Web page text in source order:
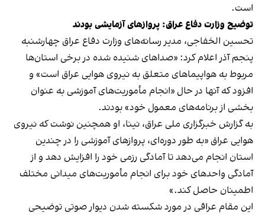
است.
توضیح وزارت دفاع عراق:‌ پروازهای آزمایشی بودند
تحسین الخفاجی، مدیر رسانه‌های وزارت دفاع عراق چهارشنبه
پنجم آذر اعلام کرد: «صداهای شنیده شده در برخی استان‌ها
مربوط به هواپیماهای متعلق به نیروی هوایی عراق است» و
افزود که آنها در حال «انجام مأموریت‌های آموزشی به عنوان
بخشی از برنامه‌های معمول خود»‌ بودند.
به گزارش خبرگزاری ملی عراق، نینا، او همچنین نوشت که نیروی
هوایی عراق «به طور دوره‌ای، پروازهای آموزشی را در چندین
استان انجام می‌دهد تا آمادگی رزمی خود را افزایش دهد و از
آمادگی واحدهای خود برای انجام مأموریت‌های میدانی مختلف
اطمینان حاصل کند.»
این مقام عراقی در مورد شکسته شدن دیوار صوتی توضیحی